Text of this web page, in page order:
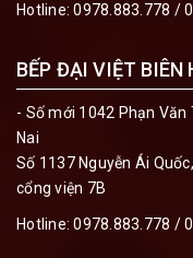
Hotline:0978.883.778 /
BẾP ĐẠI VIỆT BIÊN
- Số mới 1042 Phạn
Nai
Số 1137 Nguyễn Ái
cổng viện 7B
Hotline:0978.883.778 /